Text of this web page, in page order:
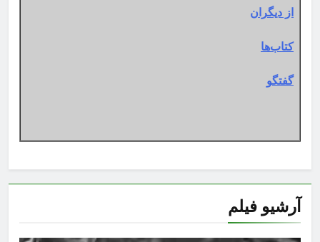
از دیگران
کتاب‌ها
گفتگو
آرشیو فیلم